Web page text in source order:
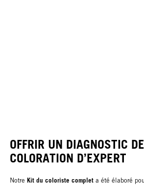
OFFRIR UN DIAGNOSTIC DE
COLORATION D’EXPERT
Notre Kit du coloriste complet a été élaboré